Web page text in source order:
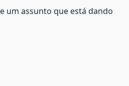
um assunto que está dando